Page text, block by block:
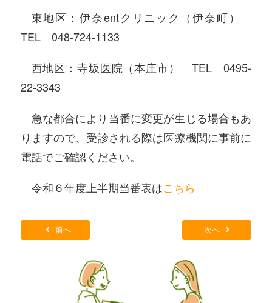
東地区：伊奈entクリニック（伊奈町）
TEL 048-724-1133
西地区：寺坂医院（本庄市） TEL 0495-
22-3343
急な都合により当番に変更が生じる場合もあ
りますので、受診される際は医療機関に事前に
電話でご確認ください。
令和６年度上半期当番表はこちら
前へ 次へ